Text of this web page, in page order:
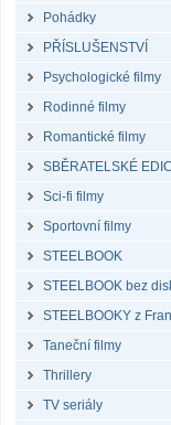
Pohádky
PŘÍSLUŠENSTVÍ
Psychologické filmy
Rodinné filmy
Romantické filmy
SBĚRATELSKÉ
Sci-fi filmy
Sportovní filmy
STEELBOOK
STEELBOOK bez
STEELBOOKY z
Taneční filmy
Thrillery
TV seriály